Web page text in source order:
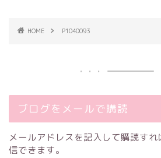
HOME P1040093
ブログをメールで購読
メールアドレスを記入して購読す
信できます。